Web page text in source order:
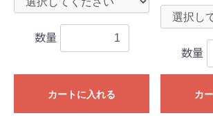
数量
カートに入れる
数量
カ